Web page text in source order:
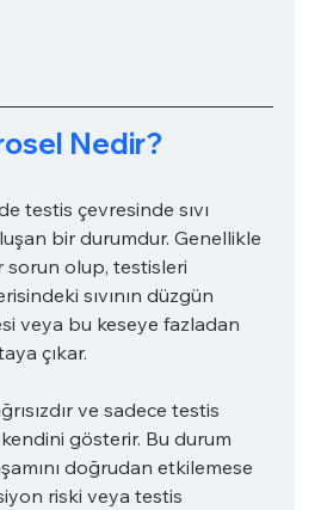
Nedir?
testis çevresinde sıvı
bir durumdur. Genellikle
olup, testisleri
sıvının düzgün
veya bu keseye fazladan
çıkar.
ve sadece testis
gösterir. Bu durum
doğrudan etkilemese
riski veya testis